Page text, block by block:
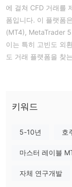
에 걸쳐 CFD 거래를
폼입니다. 이 플랫폼
(MT4), MetaTrader
이는 특히 고빈도 외
도 거래 플랫폼을 찾
이 브로커는 호주 증
니다.
Grand Markets에서
환 (50개 이상의
키워드
5-10년 호
마스터 레이블
자체 연구개발